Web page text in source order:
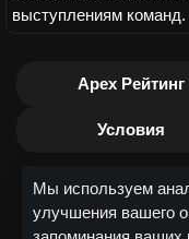
выступлениям команд.
Apex Рейтинг
Условия
Мы используем
улучшения вашего